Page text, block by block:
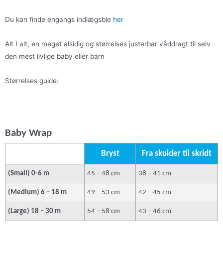
Du kan finde engangs indlægsble her
Alt I alt, en meget alsidig og størrelses justerbar våddragt til selv
den mest livlige baby eller barn
Størrelses guide:
Baby Wrap
Bryst Fra skulder til skridt
(Small) 0-6 m 45 – 48 cm 38 – 41 cm
(Medium) 6 – 18 m 49 – 53 cm 42 – 45 cm
(Large) 18 – 30 m 54 – 58 cm 43 – 46 cm